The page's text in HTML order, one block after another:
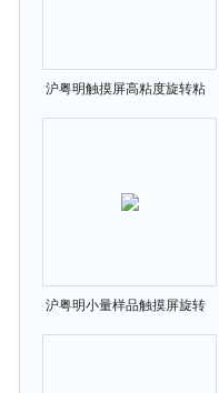
沪粤明触摸屏高粘度旋转粘
度计HBDV-1
沪粤明小量样品触摸屏旋转
粘度计NDJ-2T